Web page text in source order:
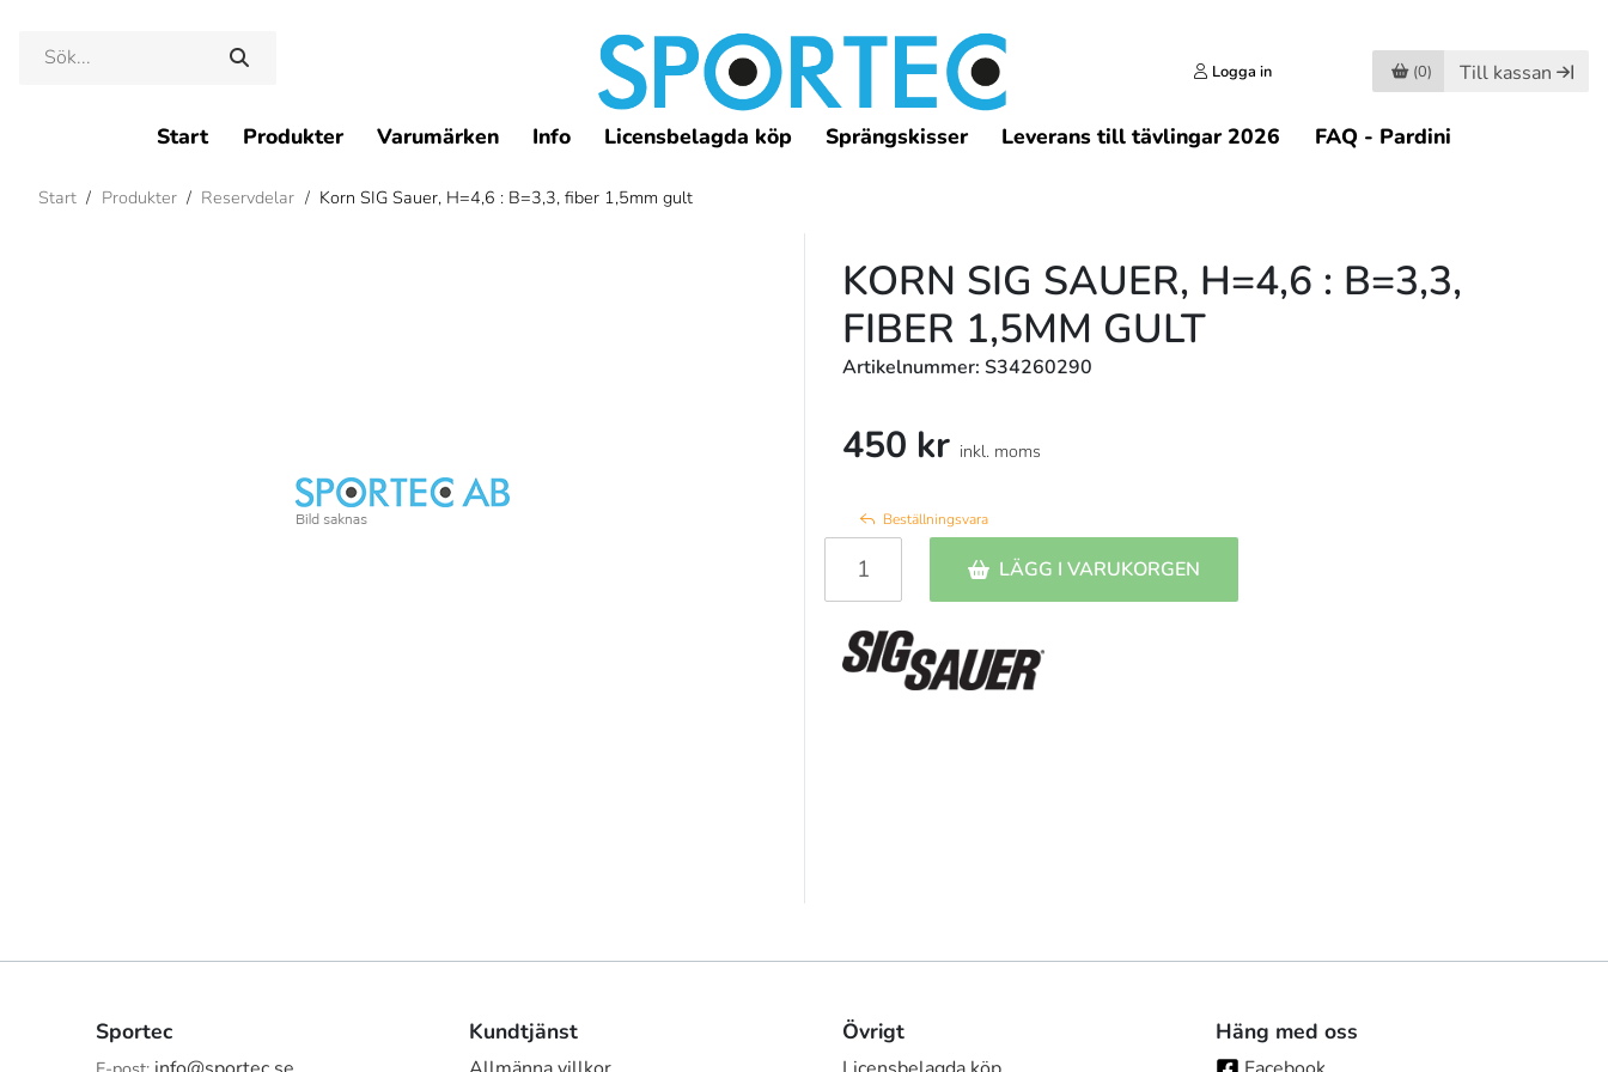
Logga in (0) Till kassan
Start Produkter Varumärken Info Licensbelagda köp Sprängskisser Leverans till tävlingar 2026 FAQ - Pardini
Start / Produkter / Reservdelar / Korn SIG Sauer, H=4,6 : B=3,3, fiber 1,5mm gult
KORN SIG SAUER, H=4,6 : B=3,3,
FIBER 1,5MM GULT
Artikelnummer: S34260290
450 kr inkl. moms
Beställningsvara
LÄGG I VARUKORGEN
Sportec Kundtjänst Övrigt Häng med oss